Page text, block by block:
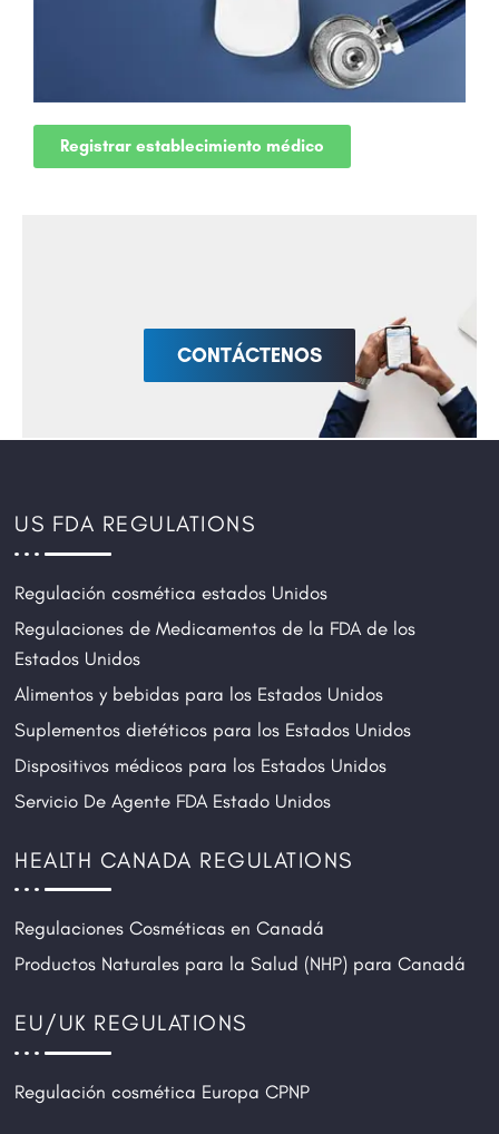
Registrar establecimiento médico
CONTÁCTENOS
US FDA REGULATIONS
Regulación cosmética estados Unidos
Regulaciones de Medicamentos de la FDA de los
Estados Unidos
Alimentos y bebidas para los Estados Unidos
Suplementos dietéticos para los Estados Unidos
Dispositivos médicos para los Estados Unidos
Servicio De Agente FDA Estado Unidos
HEALTH CANADA REGULATIONS
Regulaciones Cosméticas en Canadá
Productos Naturales para la Salud (NHP) para Canadá
EU/UK REGULATIONS
Regulación cosmética Europa CPNP